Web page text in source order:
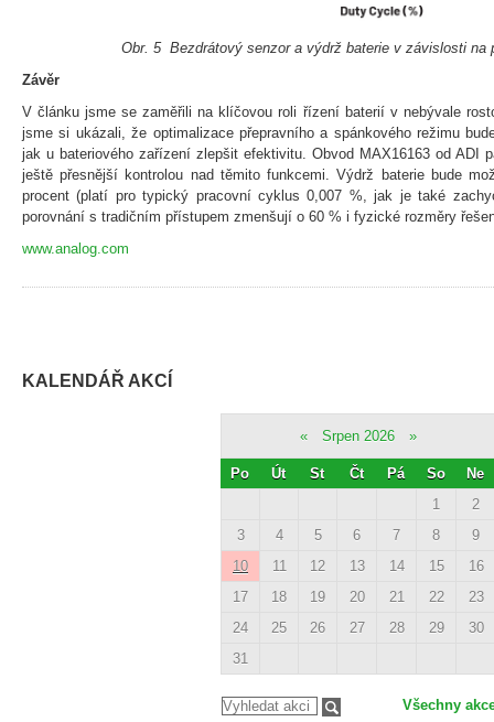
Obr. 5 Bezdrátový senzor a výdrž baterie v závislosti na
Závěr
V článku jsme se zaměřili na klíčovou roli řízení baterií v nebývale
jsme si ukázali, že optimalizace přepravního a spánkového režimu
jak u bateriového zařízení zlepšit efektivitu. Obvod MAX16163 od ADI
ještě přesnější kontrolou nad těmito funkcemi. Výdrž baterie bude
procent (platí pro typický pracovní cyklus 0,007 %, jak je také
porovnání s tradičním přístupem zmenšují o 60 % i fyzické rozměry
www.analog.com
KALENDÁŘ AKCÍ
« Srpen 2026 »
Po Út St Čt Pá So
Ne
1
2
3
4 5 6 7 8
9
10
11 12 13 14 15
16
17
18 19 20 21 22
23
24
25 26 27 28 29
30
31
Všechny